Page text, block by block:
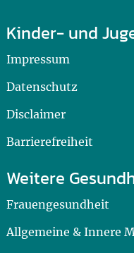
Kinder- und
Impressum
Datenschutz
Disclaimer
Barrierefreiheit
Weitere
Frauengesundheit
Allgemeine & Innere